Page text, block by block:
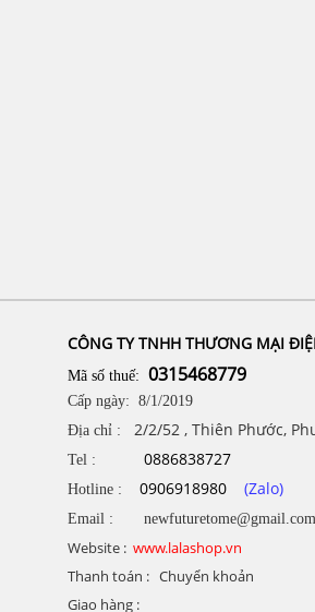
CÔNG TY TNHH THƯƠNG MẠI
Mã số thuế: 0315468779
Cấp ngày: 8/1/2019
Địa chỉ : 2/2/52 , Thiên Phước,
Tel : 0886838727
Hotline : 0906918980 (Zalo)
Email : newfuturetome@gmail.com
Website : www.lalashop.vn
Thanh toán : Chuyển khoản
Giao hàng :